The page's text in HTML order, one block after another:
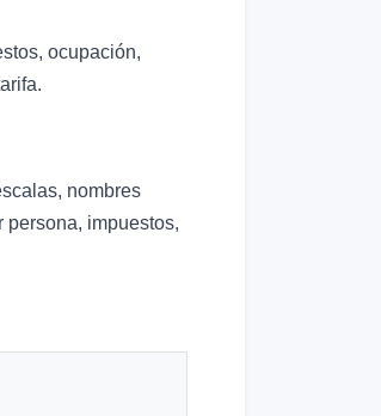
ocupación,
nombres
impuestos,